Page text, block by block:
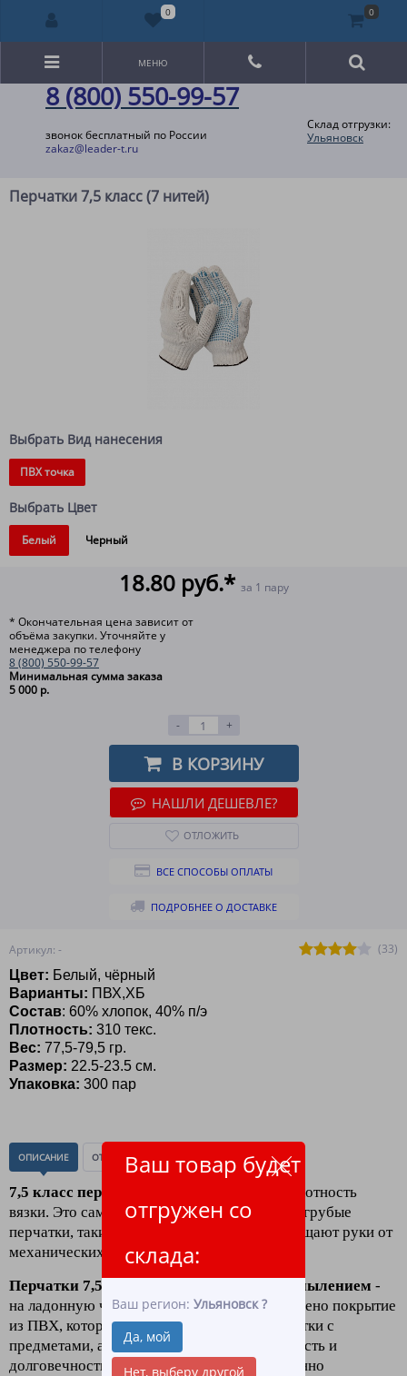
8 (800) 550-99-57
звонок бесплатный по России
zakaz@leader-t.ru
Склад отгрузки:
Ульяновск
Ваш товар будет
отгружен со
склада:
Ваш регион:Ульяновск ?
Да, мой
Нет, выберу другой
МЕНЮ
Перчатки 7,5 класс (7 нитей)
Артикул: -
(33)
Цвет: Белый, чёрный
Варианты: ПВХ,ХБ
Состав: 60% хлопок, 40% п/э
Плотность: 310 текс.
Вес: 77,5-79,5 гр.
Размер: 22.5-23.5 см.
Упаковка: 300 пар
Выбрать Вид нанесения
ПВХ точка
Выбрать Цвет
Белый Черный
18.80 руб.* за 1 пару
* Окончательная цена зависит от
объёма закупки. Уточняйте у
менеджера по телефону
8 (800) 550-99-57
Минимальная сумма заказа
5 000 р.
- +
В КОРЗИНУ
НАШЛИ ДЕШЕВЛЕ?
ОТЛОЖИТЬ
ВСЕ СПОСОБЫ ОПЛАТЫ
ПОДРОБНЕЕ О ДОСТАВКЕ
ОПИСАНИЕ ОТЗЫВЫ(0)
7,5 класс перчаток хб
- обычная плотность
вязки. Это самые толстые, тяжелые и самые грубые
перчатки, такие перчатки лучше всего защищают руки от
механических повреждений.
Перчатки 7,5 класс семь нитей с ПВХ напылением -
на ладонную часть и пальцы перчаток нанесено покрытие
из ПВХ, которое улучшает сцепление перчатки с
предметами, а также увеличивает ее прочность и
долговечность. Перчатки с рисунком особенно
0 0